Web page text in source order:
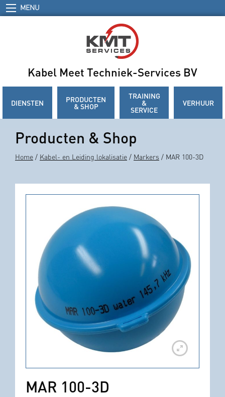
MENU
Kabel Meet Techniek-Services BV
DIENSTEN PRODUCTEN
& SHOP
TRAINING
&
SERVICE
VERHUUR
Producten & Shop
Home / Kabel- en Leiding lokalisatie / Markers / MAR 100-3D
MAR 100-3D